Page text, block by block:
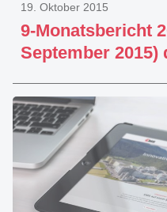
9-Monatsbericht
September 2015)
19. Oktober 2015